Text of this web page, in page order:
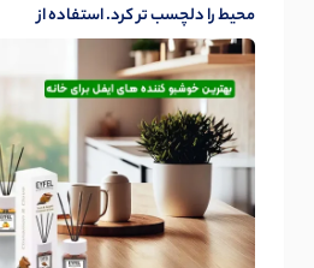
محیط را دلچسب تر کرد. استفاده از